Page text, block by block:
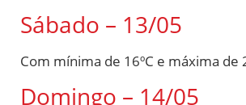
Sábado – 13/05
Com mínima de 16ºC e máxima
Domingo – 14/05